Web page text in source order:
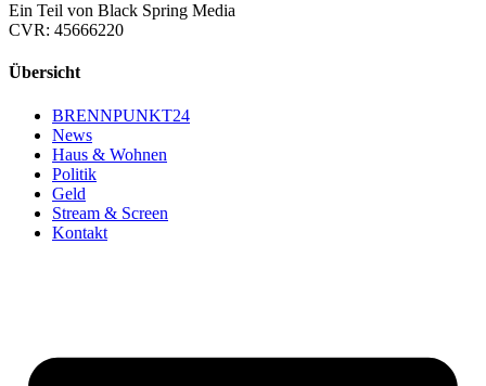
Ein Teil von Black Spring Media
CVR: 45666220
Übersicht
BRENNPUNKT24
News
Haus & Wohnen
Politik
Geld
Stream & Screen
Kontakt